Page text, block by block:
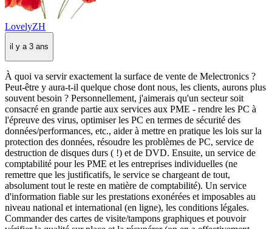
LovelyZH
il y a 3 ans
À quoi va servir exactement la surface de vente de Melectronics ?
Peut-être y aura-t-il quelque chose dont nous, les clients, aurons plus
souvent besoin ? Personnellement, j'aimerais qu'un secteur soit
consacré en grande partie aux services aux PME - rendre les PC à
l'épreuve des virus, optimiser les PC en termes de sécurité des
données/performances, etc., aider à mettre en pratique les lois sur la
protection des données, résoudre les problèmes de PC, service de
destruction de disques durs ( !) et de DVD. Ensuite, un service de
comptabilité pour les PME et les entreprises individuelles (ne
remettre que les justificatifs, le service se chargeant de tout,
absolument tout le reste en matière de comptabilité). Un service
d'information fiable sur les prestations exonérées et imposables au
niveau national et international (en ligne), les conditions légales.
Commander des cartes de visite/tampons graphiques et pouvoir